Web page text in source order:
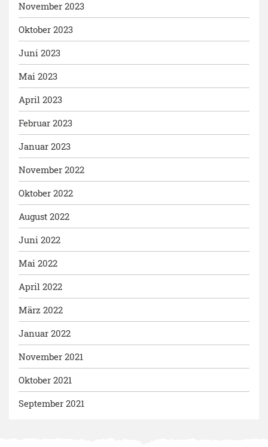
November 2023
Oktober 2023
Juni 2023
Mai 2023
April 2023
Februar 2023
Januar 2023
November 2022
Oktober 2022
August 2022
Juni 2022
Mai 2022
April 2022
März 2022
Januar 2022
November 2021
Oktober 2021
September 2021